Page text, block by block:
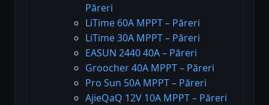
Păreri
LiTime 60A MPPT – Păreri
LiTime 30A MPPT – Păreri
EASUN 2440 40A – Păreri
Groocher 40A MPPT – Păreri
Pro Sun 50A MPPT – Păreri
AjieQaQ 12V 10A MPPT – Păreri